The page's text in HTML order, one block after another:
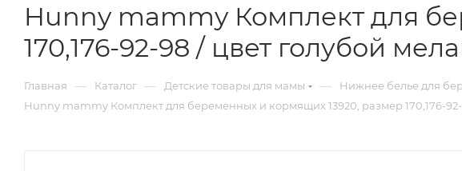
Hunny mammy Комплект для
170,176-92-98 / цвет голубой
Главная — Каталог — Детские товары для мамы — Нижнее белье для
Hunny mammy Комплект для беременных и кормящих 13920, размер 170,176-